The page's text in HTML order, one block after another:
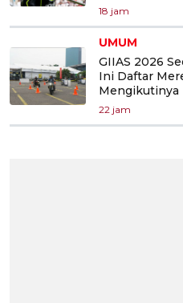
18 jam
UMUM
GIIAS 2026
Ini Daftar
Mengikutinya
22 jam